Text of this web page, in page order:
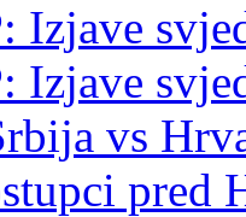
Izjave
Izjave
vs
pred